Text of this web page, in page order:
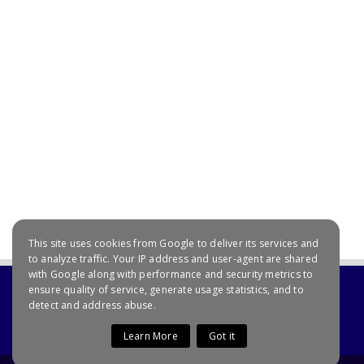
This site uses cookies from Google to deliver its services and
to analyze traffic. Your IP address and user-agent are shared
with Google along with performance and security metrics to
ensure quality of service, generate usage statistics, and to
detect and address abuse.
Learn More Got it